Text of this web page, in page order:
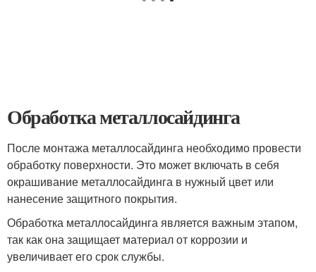
Обработка металлосайдинга
После монтажа металлосайдинга необходимо провести
обработку поверхности. Это может включать в себя
окрашивание металлосайдинга в нужный цвет или
нанесение защитного покрытия.
Обработка металлосайдинга является важным этапом,
так как она защищает материал от коррозии и
увеличивает его срок службы.